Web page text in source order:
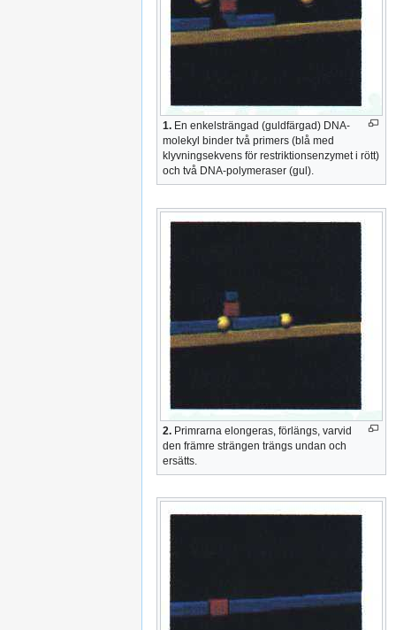
1. En enkelsträngad (guldfärgad) DNA-
molekyl binder två primers (blå med
klyvningsekvens för restriktionsenzymet i rött)
och två DNA-polymeraser (gul).
2. Primrarna elongeras, förlängs, varvid
den främre strängen trängs undan och
ersätts.